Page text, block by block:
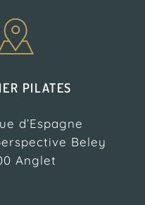
PILATES
d’Espagne
Beley
Anglet